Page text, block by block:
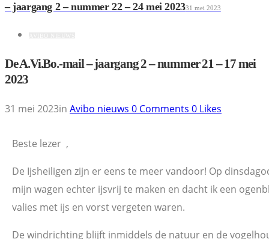
– jaargang 2 – nummer 22 – 24 mei 202331 mei 2023
De A.Vi.Bo.-mail – jaargang 2 – nummer 21 – 17 mei
2023
31 mei 2023in Avibo nieuws 0 Comments 0 Likes
Beste lezer ,
De Ijsheiligen zijn er eens te meer vandoor! Op
mijn wagen echter ijsvrij te maken en dacht ik een
valies met ijs en vorst vergeten waren.
De windrichting blijft inmiddels de natuur en de